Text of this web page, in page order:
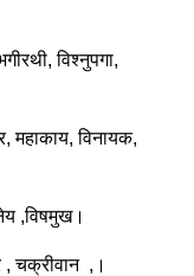
विश्नुपगा,
विनायक,
,विषमुख।
चक्रीवान ,।